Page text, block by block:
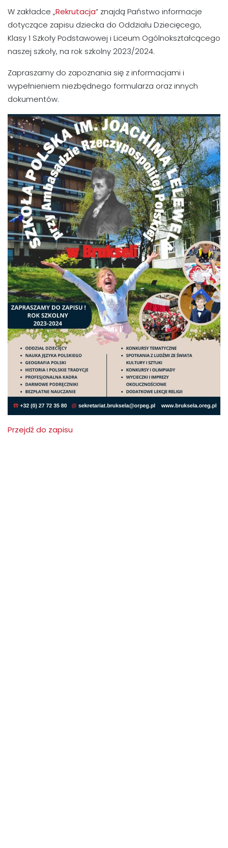
W zakładce „Rekrutacja” znajdą Państwo informacje
dotyczące zapisu dziecka do Oddziału Dziecięcego,
Klasy 1 Szkoły Podstawowej i Liceum Ogólnokształcącego
naszej szkoły, na rok szkolny 2023/2024.
Zapraszamy do zapoznania się z informacjami i
wypełnieniem niezbędnego formularza oraz innych
dokumentów.
Przejdź do zapisu